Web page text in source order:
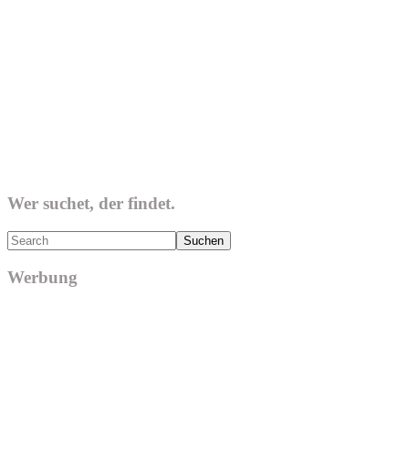
Wer suchet, der findet.
Search
Werbung